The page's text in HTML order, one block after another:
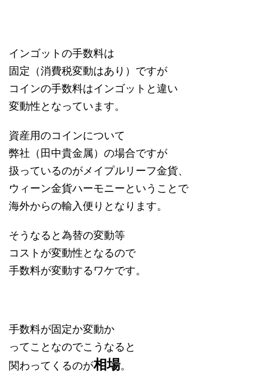
インゴットの手数料は
固定（消費税変動はあり）ですが
コインの手数料はインゴットと違い
変動性となっています。
資産用のコインについて
弊社（田中貴金属）の場合ですが
扱っているのがメイプルリーフ金貨、
ウィーン金貨ハーモニーということで
海外からの輸入便りとなります。
そうなると為替の変動等
コストが変動性となるので
手数料が変動するワケです。
手数料が固定か変動か
ってことなのでこうなると
関わってくるのが相場。